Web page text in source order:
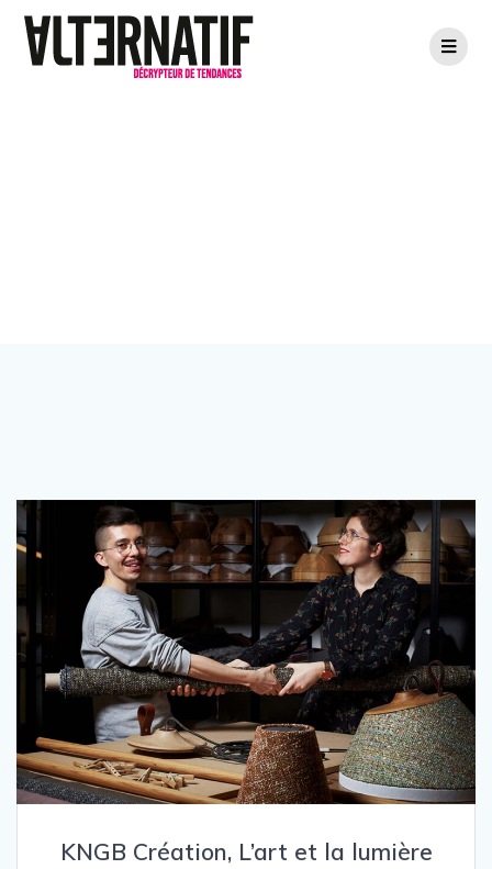
Passer
au
KNGB Création, L’art et la lumière